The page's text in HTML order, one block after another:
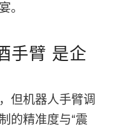
。
手臂 是企
但机器人手臂调
的精准度与“震